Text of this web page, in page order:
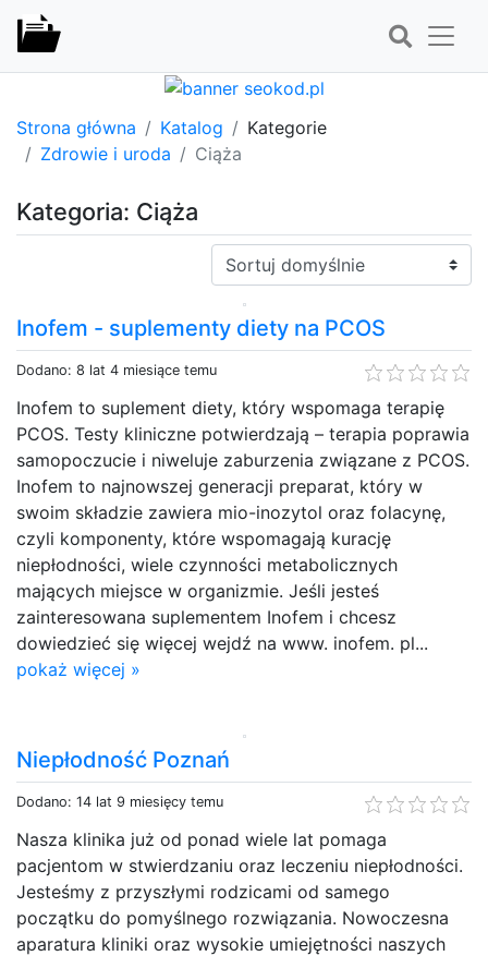
Strona główna Katalog
Kategorie
Zdrowie i uroda
Ciąża
Kategoria: Ciąża
Sortuj:
Inofem - suplementy diety na PCOS
Dodano: 8 lat 4 miesiące temu
Inofem to suplement diety, który wspomaga terapię
PCOS. Testy kliniczne potwierdzają – terapia poprawia
samopoczucie i niweluje zaburzenia związane z PCOS.
Inofem to najnowszej generacji preparat, który w
swoim składzie zawiera mio-inozytol oraz folacynę,
czyli komponenty, które wspomagają kurację
niepłodności, wiele czynności metabolicznych
mających miejsce w organizmie. Jeśli jesteś
zainteresowana suplementem Inofem i chcesz
dowiedzieć się więcej wejdź na www. inofem. pl...
pokaż więcej »
Niepłodność Poznań
Dodano: 14 lat 9 miesięcy temu
Nasza klinika już od ponad wiele lat pomaga
pacjentom w stwierdzaniu oraz leczeniu niepłodności.
Jesteśmy z przyszłymi rodzicami od samego
początku do pomyślnego rozwiązania. Nowoczesna
aparatura kliniki oraz wysokie umiejętności naszych